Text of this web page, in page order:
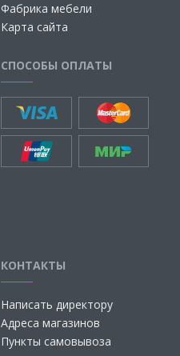
Фабрика мебели
Карта сайта
СПОСОБЫ ОПЛАТЫ
КОНТАКТЫ
Написать директору
Адреса магазинов
Пункты самовывоза